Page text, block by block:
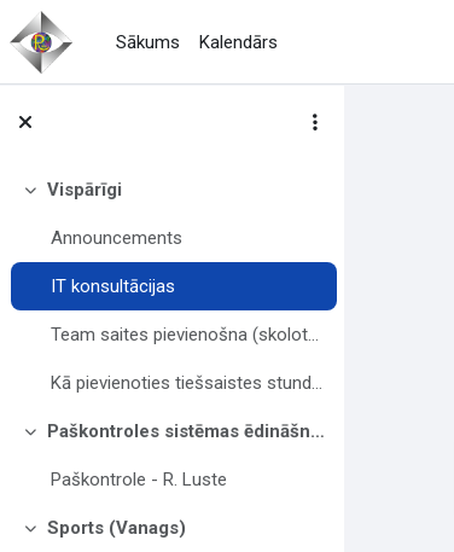
Atvērt galveno saturu
Sākums
Kalendārs
Savērst
Vispārīgi
Announcements
IT konsultācijas
Team saites pievienošna (skolotājiem)
Kā pievienoties tiešsaistes stundai (jauniešiem)
Savērst
Paškontroles sistēmas ēdināšnas uzņēmumos (Luste)
Paškontrole - R. Luste
Savērst
Sports (Vanags)